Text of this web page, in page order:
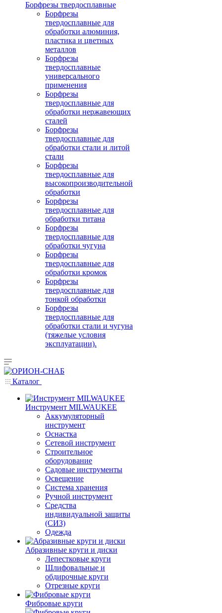
Борфрезы твердосплавные
Борфрезы
твердосплавные для
обработки алюминия,
пластика и цветных
металлов
Борфрезы
твердосплавные
универсального
применения
Борфрезы
твердосплавные для
обработки нержавеющих
сталей
Борфрезы
твердосплавные для
обработки стали и литой
стали
Борфрезы
твердосплавные для
высокопроизводительной
обработки
Борфрезы
твердосплавные для
обработки титана
Борфрезы
твердосплавные для
обработки чугуна
Борфрезы
твердосплавные для
обработки кромок
Борфрезы
твердосплавные для
тонкой обработки
Борфрезы
твердосплавные для
обработки стали и чугуна
(тяжелые условия
эксплуатации).
Каталог
Инструмент MILWAUKEE
Аккумуляторный
инструмент
Оснастка
Сетевой инструмент
Строительное
оборудование
Садовые инструменты
Освещение
Система хранения
Ручной инструмент
Средства
индивидуальной защиты
(СИЗ)
Одежда
Абразивные круги и диски
Лепестковые круги
Шлифовальные и
обдирочные круги
Отрезные круги
Фибровые круги